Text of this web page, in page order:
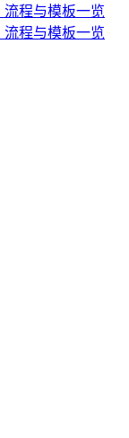
程与模板一览
程与模板一览